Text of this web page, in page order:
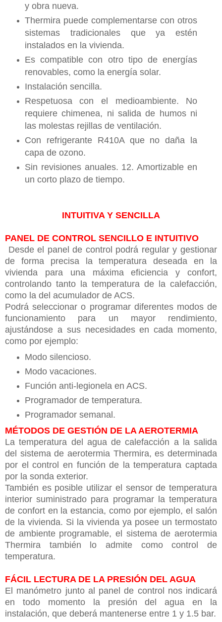
y obra nueva.
Thermira puede complementarse con otros
sistemas tradicionales que ya estén
instalados en la vivienda.
Es compatible con otro tipo de energías
renovables, como la energía solar.
Instalación sencilla.
Respetuosa con el medioambiente. No
requiere chimenea, ni salida de humos ni
las molestas rejillas de ventilación.
Con refrigerante R410A que no daña la
capa de ozono.
Sin revisiones anuales. 12. Amortizable en
un corto plazo de tiempo.
INTUITIVA Y SENCILLA
PANEL DE CONTROL SENCILLO E INTUITIVO
Desde el panel de control podrá regular y gestionar
de forma precisa la temperatura deseada en la
vivienda para una máxima eficiencia y confort,
controlando tanto la temperatura de la calefacción,
como la del acumulador de ACS.
Podrá seleccionar o programar diferentes modos de
funcionamiento para un mayor rendimiento,
ajustándose a sus necesidades en cada momento,
como por ejemplo:
Modo silencioso.
Modo vacaciones.
Función anti-legionela en ACS.
Programador de temperatura.
Programador semanal.
MÉTODOS DE GESTIÓN DE LA AEROTERMIA
La temperatura del agua de calefacción a la salida
del sistema de aerotermia Thermira, es determinada
por el control en función de la temperatura captada
por la sonda exterior.
También es posible utilizar el sensor de temperatura
interior suministrado para programar la temperatura
de confort en la estancia, como por ejemplo, el salón
de la vivienda. Si la vivienda ya posee un termostato
de ambiente programable, el sistema de aerotermia
Thermira también lo admite como control de
temperatura.
FÁCIL LECTURA DE LA PRESIÓN DEL AGUA
El manómetro junto al panel de control nos indicará
en todo momento la presión del agua en la
instalación, que deberá mantenerse entre 1 y 1.5 bar.